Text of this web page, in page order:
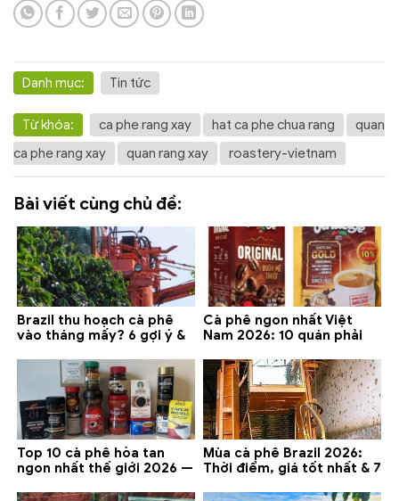
Danh mục: Tin tức
Từ khóa: ca phe rang xay hat ca phe chua rang
quan
ca phe rang xay
quan rang xay roastery-vietnam
Bài viết cùng chủ đề:
Brazil thu hoạch cà phê
vào tháng mấy? 6 gợi ý &
Cà phê ngon nhất Việt
Nam 2026: 10 quán phải
Lạt
Top 10 cà phê hòa tan
ngon nhất thế giới 2026 —
Mùa cà phê Brazil 2026:
Thời điểm, giá tốt nhất & 7